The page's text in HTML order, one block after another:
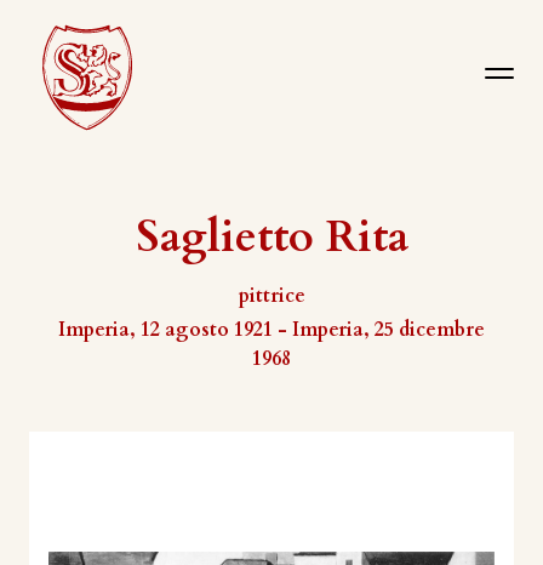
Saglietto Rita
pittrice
Imperia, 12 agosto 1921 - Imperia, 25 dicembre
1968